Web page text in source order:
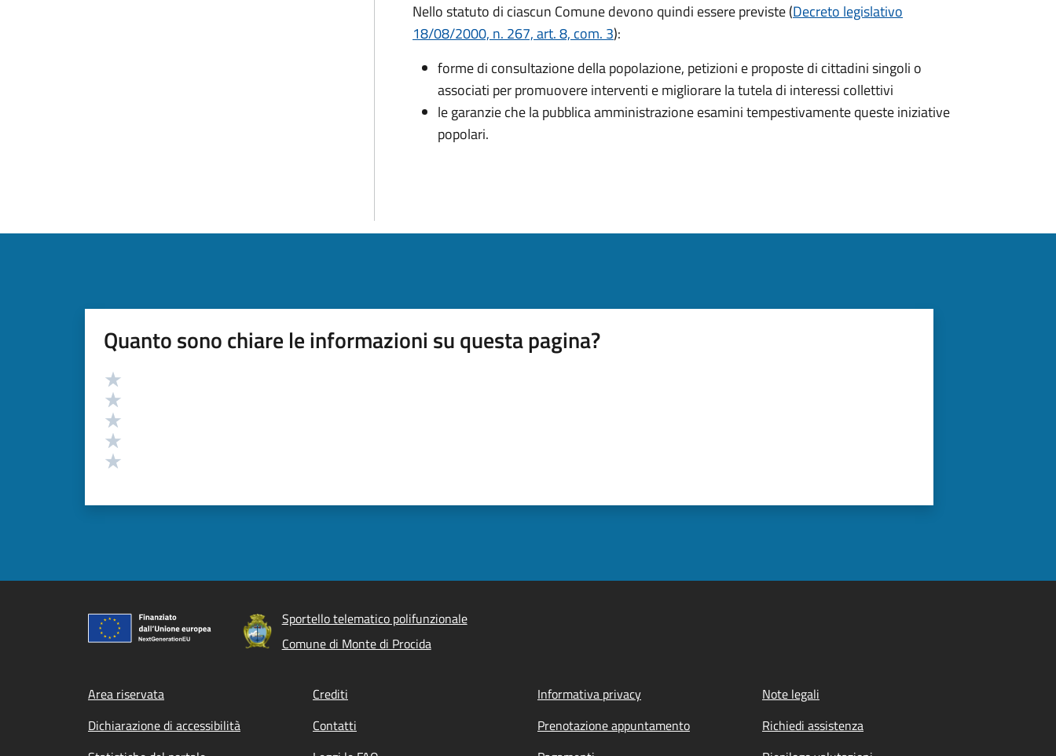
Nello statuto di ciascun Comune devono quindi essere previste (Decreto legislativo
18/08/2000, n. 267, art. 8, com. 3):
forme di consultazione della popolazione, petizioni e proposte di cittadini singoli o
associati per promuovere interventi e migliorare la tutela di interessi collettivi
le garanzie che la pubblica amministrazione esamini tempestivamente queste iniziative
popolari.
Quanto sono chiare le informazioni su questa pagina?
Valutazione
Sportello telematico polifunzionale
Comune di Monte di Procida
Footer menu
Area riservata Crediti Informativa privacy
Note legali
Dichiarazione di accessibilità
Contatti Prenotazione appuntamento
Richiedi assistenza